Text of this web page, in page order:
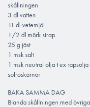
skållningen
3 dl vatten
11 dl vetemjöl
1/2 dl mörk sirap
25 g jäst
1 msk salt
1 msk neutral olja t ex rapsolja
solroskärnor
BAKA SAMMA DAG
Blanda skållningen med